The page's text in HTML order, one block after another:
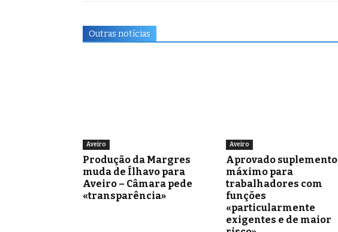
Outras notícias
Aveiro
Produção da Margres
muda de Ílhavo para
Aveiro – Câmara pede
«transparência»
Aveiro
Aprovado suplemento
máximo para
trabalhadores com
funções
«particularmente
exigentes e de maior